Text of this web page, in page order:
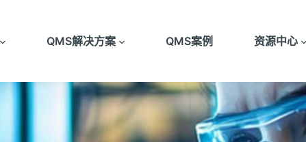
QMS解决方案 QMS案例 资源中心